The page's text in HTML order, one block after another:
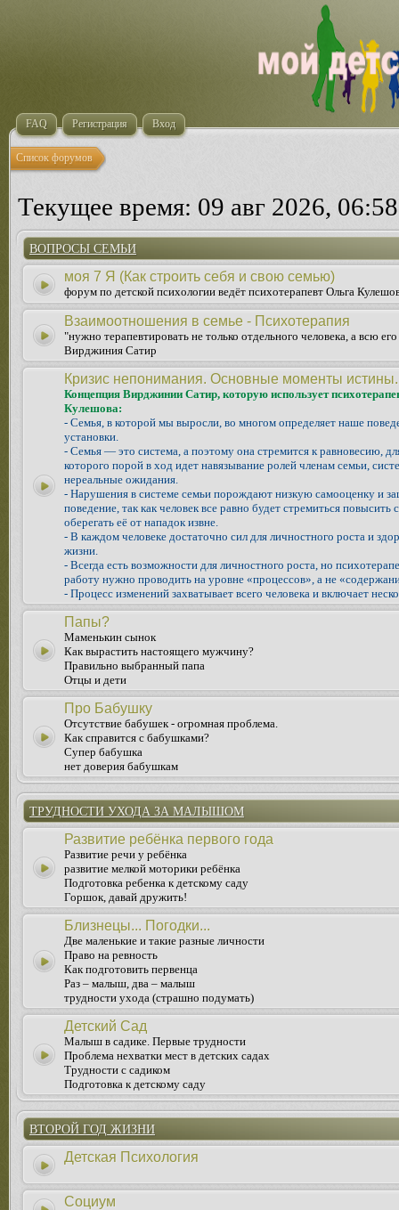
FAQ Регистрация Вход
Список форумов
Текущее время: 09 авг 2026, 06:58
ВОПРОСЫ СЕМЬИ
моя 7 Я (Как строить себя и свою семью)
форум по детской психологии ведёт психотерапевт Ольга
Взаимоотношения в семье - Психотерапия
"нужно терапевтировать не только отдельного человека, а всю
Вирджиния Сатир
Кризис непонимания. Основные моменты истины.
Концепция Вирджинии Сатир, которую использует
Кулешова:
- Семья, в которой мы выросли, во многом определяет наше
установки.
- Семья — это система, а поэтому она стремится к равновесию,
которого порой в ход идет навязывание ролей членам семьи,
нереальные ожидания.
- Нарушения в системе семьи порождают низкую самооценку и
поведение, так как человек все равно будет стремиться повысить
оберегать её от нападок извне.
- В каждом человеке достаточно сил для личностного роста и
жизни.
- Всегда есть возможности для личностного роста, но
работу нужно проводить на уровне «процессов», а не
- Процесс изменений захватывает всего человека и включает
Папы?
Маменькин сынок
Как вырастить настоящего мужчину?
Правильно выбранный папа
Отцы и дети
Про Бабушку
Отсутствие бабушек - огромная проблема.
Как справится с бабушками?
Супер бабушка
нет доверия бабушкам
ТРУДНОСТИ УХОДА ЗА МАЛЫШОМ
Развитие ребёнка первого года
Развитие речи у ребёнка
развитие мелкой моторики ребёнка
Подготовка ребенка к детскому саду
Горшок, давай дружить!
Близнецы... Погодки...
Две маленькие и такие разные личности
Право на ревность
Как подготовить первенца
Раз – малыш, два – малыш
трудности ухода (страшно подумать)
Детский Сад
Малыш в садике. Первые трудности
Проблема нехватки мест в детских садах
Трудности с садиком
Подготовка к детскому саду
ВТОРОЙ ГОД ЖИЗНИ
Детская Психология
Социум